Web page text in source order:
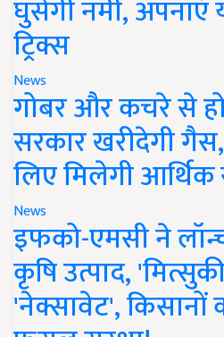
घुसेगी नमी,
ट्रिक्स
News
गोबर और कचरे से
सरकार खरीदेगी
लिए मिलेगी आर्थिक
News
इफको-एमसी ने
कृषि उत्पाद,
'नेक्सावेट', किसानों